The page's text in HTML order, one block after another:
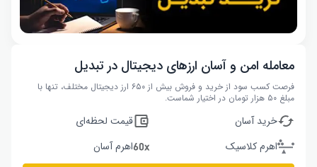
معامله امن و آسان ارزهای دیجیتال در تبدیل
فرصت کسب سود از خرید و فروش بیش از ۶۵۰ ارز دیجیتال مختلف، تنها با
مبلغ ۵۰ هزار تومان در اختیار شماست.
خرید آسان
قیمت لحظه‌ای
اهرم کلاسیک
اهرم آسان